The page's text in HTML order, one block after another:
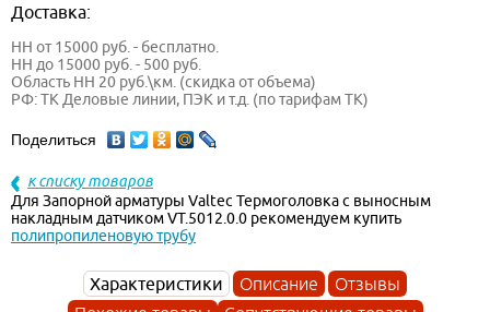
Доставка:
НН от 15000 руб. - бесплатно.
НН до 15000 руб. - 500 руб.
Область НН 20 руб.\км. (скидка от объема)
РФ: ТК Деловые линии, ПЭК и т.д. (по тарифам ТК)
Поделиться
к списку товаров
Для Запорной арматуры Valtec Термоголовка с выносным
накладным датчиком VT.5012.0.0 рекомендуем купить
полипропиленовую трубу
Характеристики Описание
Отзывы